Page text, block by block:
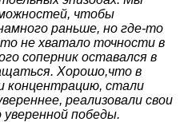
чтобы
раньше, но где-то
не хватало точности в
соперник оставался в
Хорошо,что в
концентрацию, стали
реализовали свои
победы.